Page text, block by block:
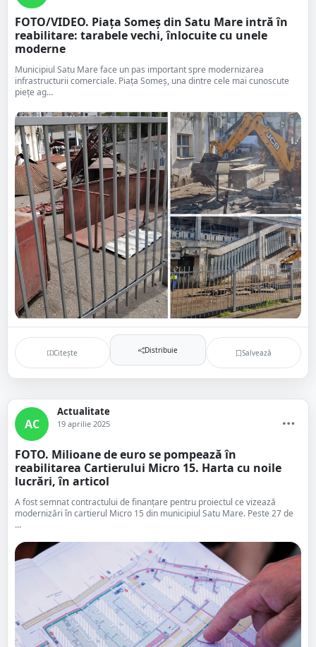
FOTO/VIDEO. Piața Someș din Satu Mare intră în
reabilitare: tarabele vechi, înlocuite cu unele
moderne
Municipiul Satu Mare face un pas important spre modernizarea
infrastructurii comerciale. Piața Someș, una dintre cele mai cunoscute
piețe ag...
Citește Distribuie Salvează
AC
Actualitate
19 aprilie 2025
FOTO. Milioane de euro se pompează în
reabilitarea Cartierului Micro 15. Harta cu noile
lucrări, în articol
A fost semnat contractului de finanțare pentru proiectul ce vizează
modernizări în cartierul Micro 15 din municipiul Satu Mare. Peste 27 de
...